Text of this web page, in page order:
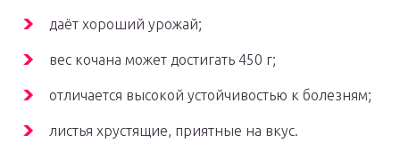
даёт хороший урожай;
вес кочана может достигать 450 г;
отличается высокой устойчивостью к болезням;
листья хрустящие, приятные на вкус.